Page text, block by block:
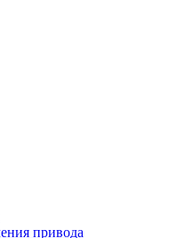
привода